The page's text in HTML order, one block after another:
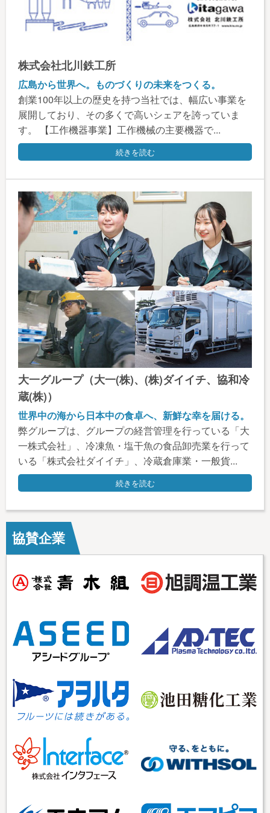
株式会社北川鉄工所
広島から世界へ。ものづくりの未来をつくる。
創業100年以上の歴史を持つ当社では、幅広い事業を
展開しており、その多くで高いシェアを誇っていま
す。 【工作機器事業】工作機械の主要機器で...
続きを読む
大一グループ（大一(株)、(株)ダイイチ、協和冷
蔵(株)）
世界中の海から日本中の食卓へ、新鮮な幸を届ける。
弊グループは、グループの経営管理を行っている「大
一株式会社」、冷凍魚・塩干魚の食品卸売業を行って
いる「株式会社ダイイチ」、冷蔵倉庫業・一般貨...
続きを読む
協賛企業